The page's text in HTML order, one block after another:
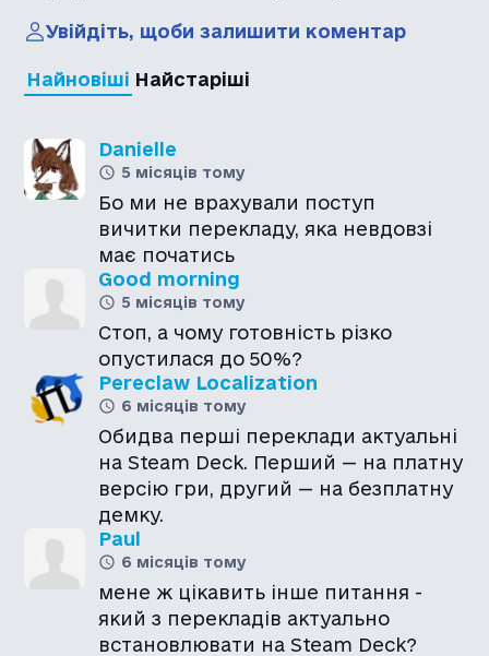
Увійдіть, щоби залишити коментар
Найновіші Найстаріші
Danielle
5 місяців тому
Бо ми не врахували поступ
вичитки перекладу, яка невдовзі
має початись
Good morning
5 місяців тому
Стоп, а чому готовність різко
опустилася до 50%?
Pereclaw Localization
6 місяців тому
Обидва перші переклади актуальні
на Steam Deck. Перший — на платну
версію гри, другий — на безплатну
демку.
Paul
6 місяців тому
мене ж цікавить інше питання -
який з перекладів актуально
встановлювати на Steam Deck?